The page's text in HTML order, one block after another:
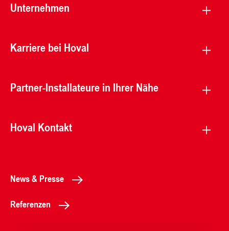
Unternehmen
Karriere bei Hoval
Partner-Installateure in Ihrer Nähe
Hoval Kontakt
News & Presse
Referenzen